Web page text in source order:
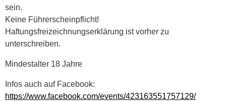
sein.
Keine Führerscheinpflicht!
Haftungsfreizeichnungserklärung ist vorher zu
unterschreiben.
Mindestalter 18 Jahre
Infos auch auf Facebook:
https://www.facebook.com/events/423163551757129/